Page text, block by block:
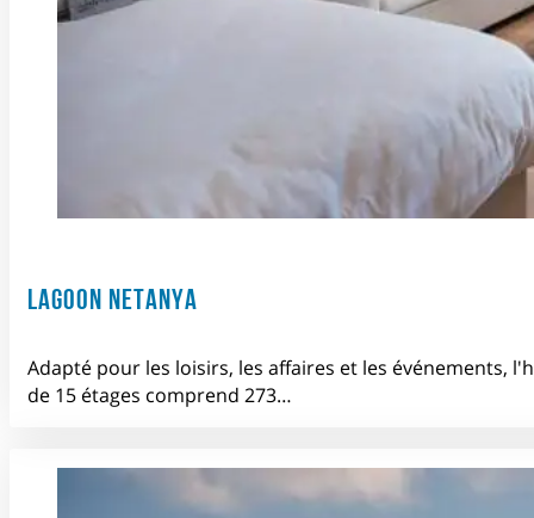
LAGOON NETANYA
Adapté pour les loisirs, les affaires et les événements,
de 15 étages comprend 273…